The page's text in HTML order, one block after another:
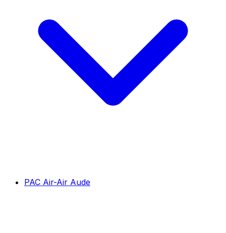
PAC Air-Air Aude